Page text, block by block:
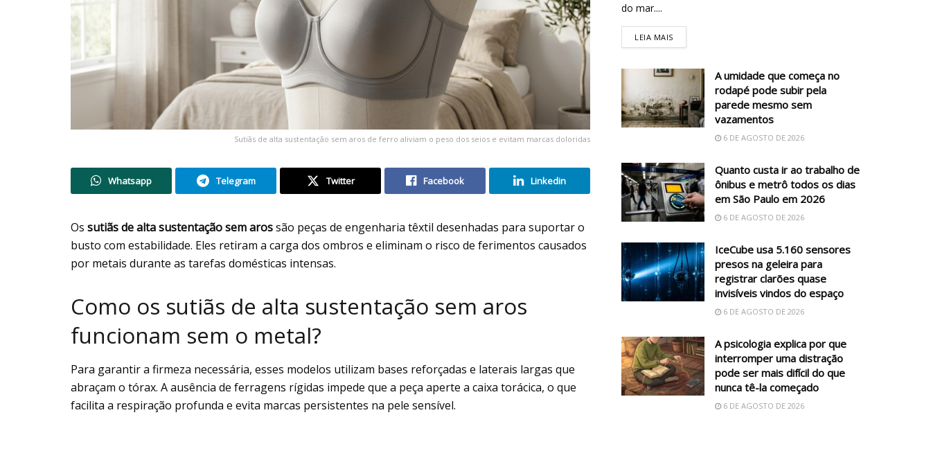
Sutiãs de alta sustentação sem aros de ferro aliviam o peso dos seios e evitam marcas doloridas
Whatsapp Telegram Twitter Facebook Linkedin
Os sutiãs de alta sustentação sem arossão peças de engenharia têxtil desenhadas para suportar o
busto com estabilidade. Eles retiram a carga dos ombros e eliminam o risco de ferimentos causados
por metais durante as tarefas domésticas intensas.
Como os sutiãs de alta sustentação sem aros
funcionam sem o metal?
Para garantir a firmeza necessária, esses modelos utilizam bases reforçadas e laterais largas que
abraçam o tórax. A ausência de ferragens rígidas impede que a peça aperte a caixa torácica, o que
facilita a respiração profunda e evita marcas persistentes na pele sensível.
do mar....
LEIA MAIS
A umidade que começa no
rodapé pode subir pela
parede mesmo sem
vazamentos
6 DE AGOSTO DE 2026
Quanto custa ir ao trabalho de
ônibus e metrô todos os dias
em São Paulo em 2026
6 DE AGOSTO DE 2026
IceCube usa 5.160 sensores
presos na geleira para
registrar clarões quase
invisíveis vindos do espaço
6 DE AGOSTO DE 2026
A psicologia explica por que
interromper uma distração
pode ser mais difícil do que
nunca tê-la começado
6 DE AGOSTO DE 2026